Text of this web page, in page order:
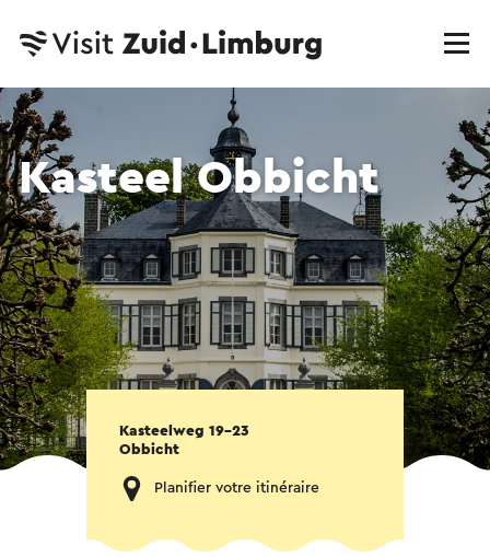
Kasteel Obbicht
Kasteelweg 19-23
Obbicht
Planifier votre itinéraire